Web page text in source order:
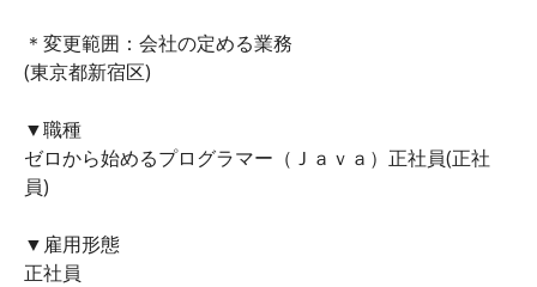
＊変更範囲：会社の定める業務
(東京都新宿区)
▼職種
ゼロから始めるプログラマー（Ｊａｖａ）正社員(正社
員)
▼雇用形態
正社員